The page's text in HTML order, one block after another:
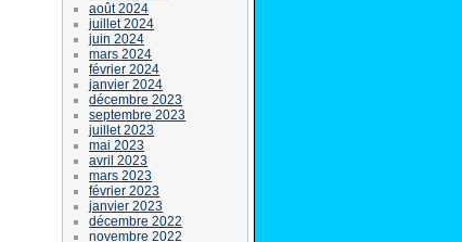
août 2024
juillet 2024
juin 2024
mars 2024
février 2024
janvier 2024
décembre 2023
septembre 2023
juillet 2023
mai 2023
avril 2023
mars 2023
février 2023
janvier 2023
décembre 2022
novembre 2022